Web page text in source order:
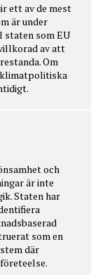
ett av de mest
är under
staten som EU
av att
Om
klimatpolitiska
och
är inte
Staten har
som en
där